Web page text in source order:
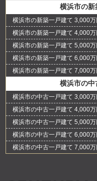
横浜市の新
横浜市の新築一戸建て 3,000万
横浜市の新築一戸建て 4,000万
横浜市の新築一戸建て 5,000万
横浜市の新築一戸建て 6,000万
横浜市の新築一戸建て 7,000万
横浜市の中
横浜市の中古一戸建て 3,000万
横浜市の中古一戸建て 4,000万
横浜市の中古一戸建て 5,000万
横浜市の中古一戸建て 6,000万
横浜市の中古一戸建て 7,000万